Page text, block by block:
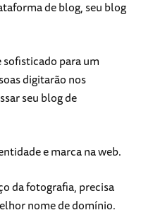
de blog, seu blog
para um
digitarão nos
seu blog de
e marca na web.
da fotografia, precisa
nome de domínio.